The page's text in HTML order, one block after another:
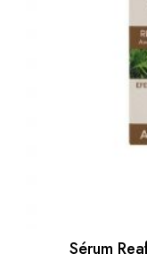
Sérum